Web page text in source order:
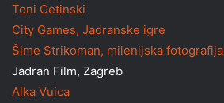
Toni Cetinski
City Games, Jadranske igre
Šime Strikoman, milenijska fotografija
Jadran Film, Zagreb
Alka Vuica